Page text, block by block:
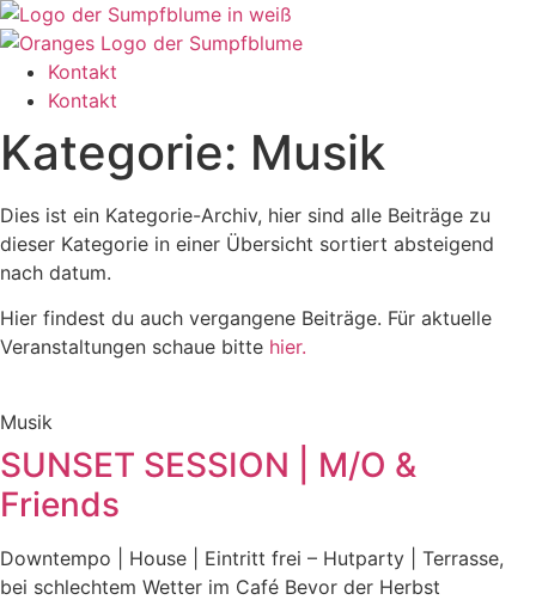
Zum
Inhalt
wechselnKontakt
Kontakt
Kategorie: Musik
Dies ist ein Kategorie-Archiv, hier sind alle Beiträge zu
dieser Kategorie in einer Übersicht sortiert absteigend
nach datum.
Hier findest du auch vergangene Beiträge. Für aktuelle
Veranstaltungen schaue bitte hier.
Musik
SUNSET SESSION | M/O &
Friends
Downtempo | House | Eintritt frei – Hutparty | Terrasse,
bei schlechtem Wetter im Café Bevor der Herbst